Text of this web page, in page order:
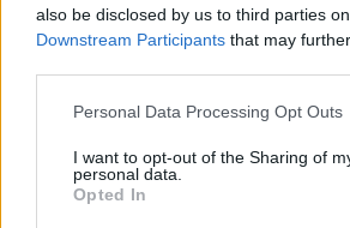
also be disclosed by us to third parties
Downstream Participants that may
Please note that this website/app uses
not limited to your visit or usage
grant or deny consent to Google and its
use your data for below specified
Personal Data Processing Opt Outs
I want to opt-out of the Sharing of
personal data.
Opted In
Ο πάτος της κατσαρόλας μαυρίζει
πριν 27 λεπτά
Προφυλακιστέος ο 26χρονος
δολοφονία της 38χρονης
δικαίωμα της σιωπής
πριν 32 λεπτά